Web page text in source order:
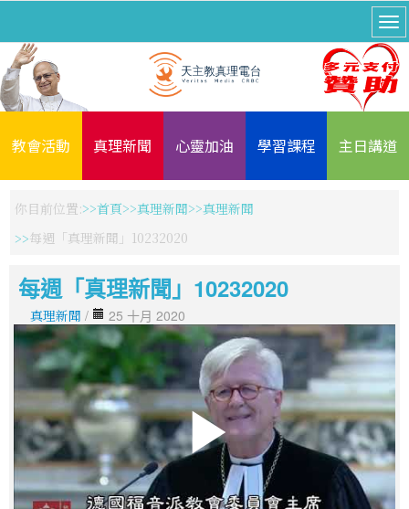
教會活動 真理新聞 心靈加油 學習課程 主日講道
你目前位置: 首頁 真理新聞
真理新聞
每週「真理新聞」10232020
每週「真理新聞」10232020
真理新聞 / 25 十月 2020